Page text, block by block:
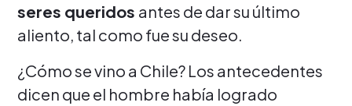
seres queridos antes de dar su último
aliento, tal como fue su deseo.
¿Cómo se vino a Chile? Los antecedentes
dicen que el hombre había logrado